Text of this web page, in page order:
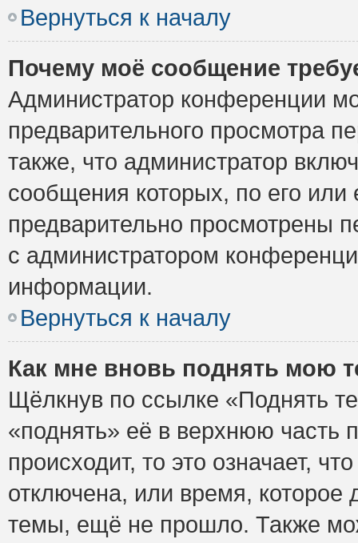
Вернуться к началу
Почему моё сообщение
Администратор конференции
предварительного просмотра
также, что администратор
сообщения которых, по его
предварительно просмотрены
с администратором
информации.
Вернуться к началу
Как мне вновь поднять мою
Щёлкнув по ссылке «Поднять
«поднять» её в верхнюю часть
происходит, то это означает,
отключена, или время, которое
темы, ещё не прошло. Также